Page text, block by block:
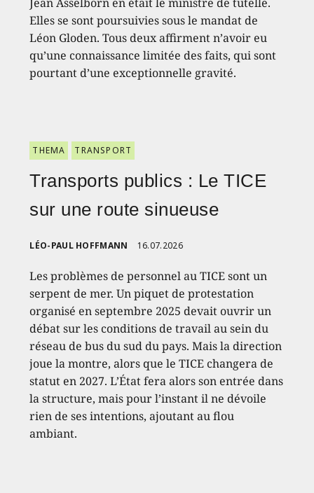
Jean Asselborn en était le ministre de tutelle.
Elles se sont poursuivies sous le mandat de
Léon Gloden. Tous deux affirment n’avoir eu
qu’une connaissance limitée des faits, qui sont
pourtant d’une exceptionnelle gravité.
THEMA TRANSPORT
Transports publics : Le TICE
sur une route sinueuse
LÉO-PAUL HOFFMANN 16.07.2026
Les problèmes de personnel au TICE sont un
serpent de mer. Un piquet de protestation
organisé en septembre 2025 devait ouvrir un
débat sur les conditions de travail au sein du
réseau de bus du sud du pays. Mais la direction
joue la montre, alors que le TICE changera de
statut en 2027. L’État fera alors son entrée dans
la structure, mais pour l’instant il ne dévoile
rien de ses intentions, ajoutant au flou
ambiant.